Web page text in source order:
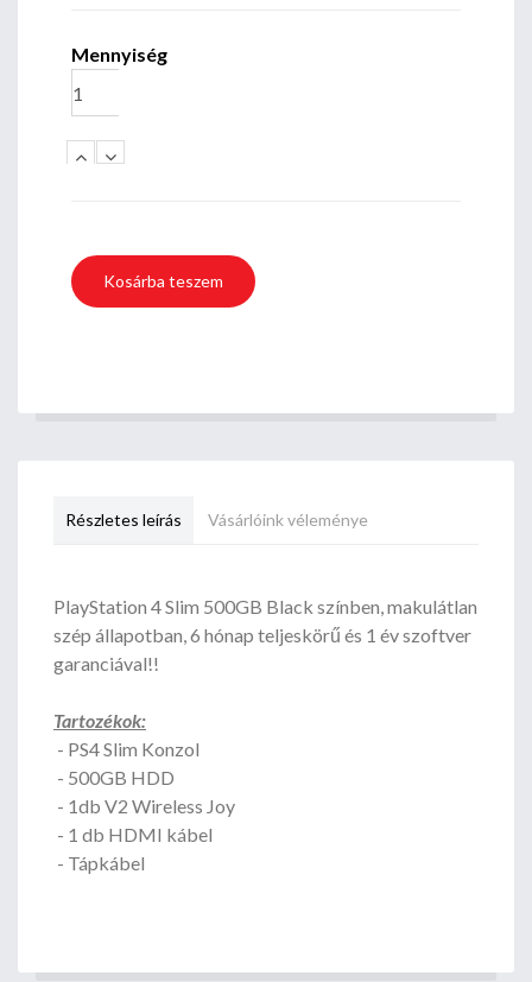
Mennyiség
Részletes leírás Vásárlóink véleménye
PlayStation 4 Slim 500GB Black színben, makulátlan
szép állapotban, 6 hónap teljeskörű és 1 év szoftver
garanciával!!
Tartozékok:
- PS4 Slim Konzol
- 500GB HDD
- 1db V2 Wireless Joy
- 1 db HDMI kábel
- Tápkábel